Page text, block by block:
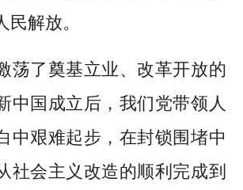
解放。
荡了奠基立业、改革开放的
中国成立后，我们党带领人
中艰难起步，在封锁围堵中
社会主义改造的顺利完成到